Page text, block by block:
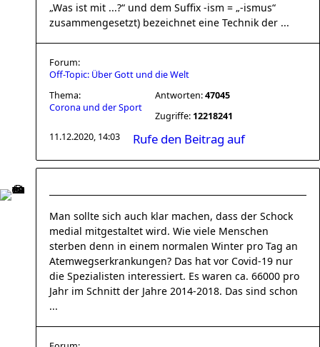
„Was ist mit ...?“ und dem Suffix -ism = „-ismus“
zusammengesetzt) bezeichnet eine Technik der ...
Forum:
Off-Topic: Über Gott und die Welt
Thema:
Corona und der Sport
Antworten:47045
Zugriffe: 12218241
11.12.2020, 14:03
Rufe den Beitrag auf
Man sollte sich auch klar machen, dass der Schock
medial mitgestaltet wird. Wie viele Menschen
sterben denn in einem normalen Winter pro Tag an
Atemwegserkrankungen? Das hat vor Covid-19 nur
die Spezialisten interessiert. Es waren ca. 66000 pro
Jahr im Schnitt der Jahre 2014-2018. Das sind schon
...